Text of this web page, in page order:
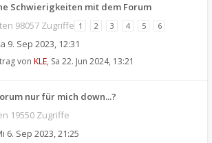
Schwierigkeiten mit dem Forum
98057 Zugriffe 1 2 3 4 5 6
9. Sep 2023, 12:31
von KLE, Sa 22. Jun 2024, 13:21
nur für mich down...?
19550 Zugriffe
6. Sep 2023, 21:25